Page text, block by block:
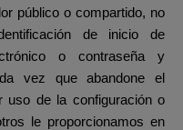
público o compartido, no
de inicio de
o contraseña y
vez que abandone el
uso de la configuración o
le proporcionamos en